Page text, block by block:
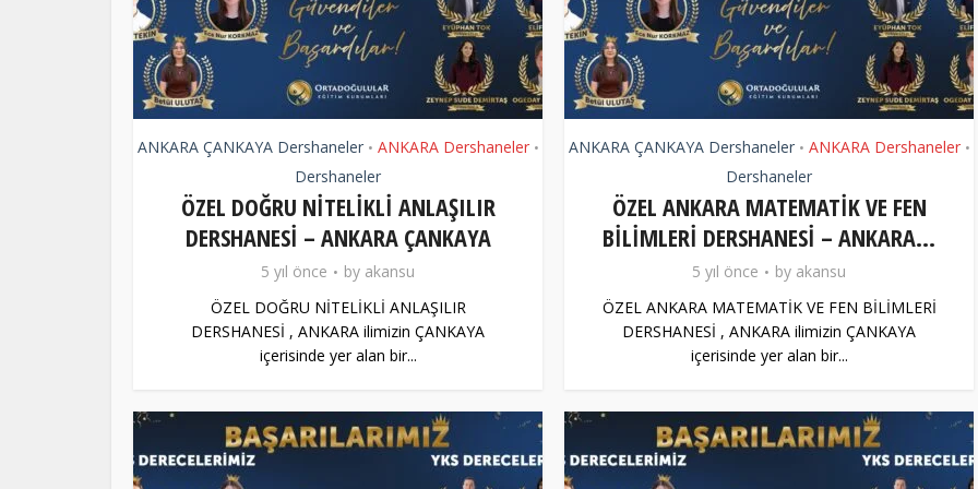
ANKARA ÇANKAYA Dershaneler • ANKARA Dershaneler •
Dershaneler
ÖZEL DOĞRU NİTELİKLİ ANLAŞILIR
DERSHANESİ – ANKARA ÇANKAYA
5 yıl önce by akansu
ÖZEL DOĞRU NİTELİKLİ ANLAŞILIR
DERSHANESİ , ANKARA ilimizin ÇANKAYA
içerisinde yer alan bir...
ANKARA ÇANKAYA Dershaneler • ANKARA Dershaneler •
Dershaneler
ÖZEL ANKARA MATEMATİK VE FEN
BİLİMLERİ DERSHANESİ – ANKARA...
5 yıl önce by akansu
ÖZEL ANKARA MATEMATİK VE FEN BİLİMLERİ
DERSHANESİ , ANKARA ilimizin ÇANKAYA
içerisinde yer alan bir...